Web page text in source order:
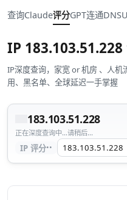
查询Claude评分GPT连通DNS
IP 183.103.51.228
IP深度查询，家宽 or 机房 、人
用、黑名单、全球延迟一手掌握
183.103.51.228
正在深度查询中...请稍后...
IP 评分··